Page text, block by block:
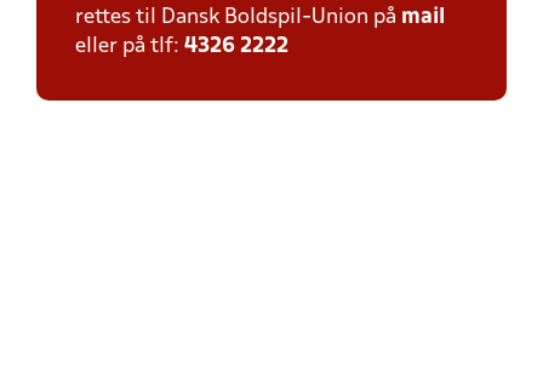
rettes til Dansk Boldspil-Union på mail
eller på tlf: 4326 2222